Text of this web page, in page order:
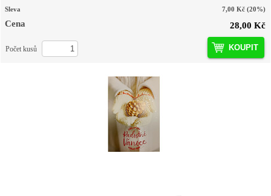
Sleva 7,00 Kč (20%)
Cena 28,00 Kč
KOUPIT
Počet kusů